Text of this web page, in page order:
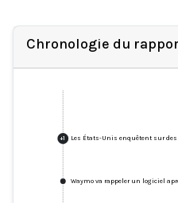
Chronologie du
+1 Les États-Unis enquêtent sur
Waymo va rappeler un logiciel